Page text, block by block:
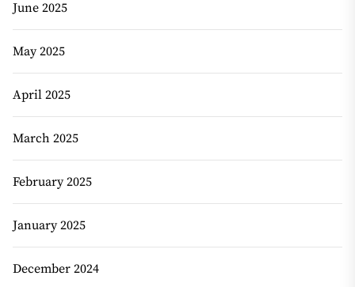
June 2025
May 2025
April 2025
March 2025
February 2025
January 2025
December 2024